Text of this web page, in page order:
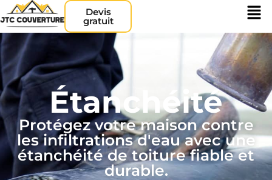
Devis
gratuit
Étanchéité
Protégez votre maison contre
les infiltrations d'eau avec une
étanchéité de toiture fiable et
durable.